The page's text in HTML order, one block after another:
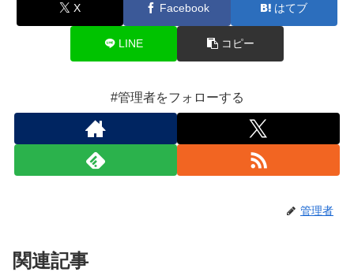
X Facebook はてブ
LINE コピー
#管理者をフォローする
管理者
関連記事